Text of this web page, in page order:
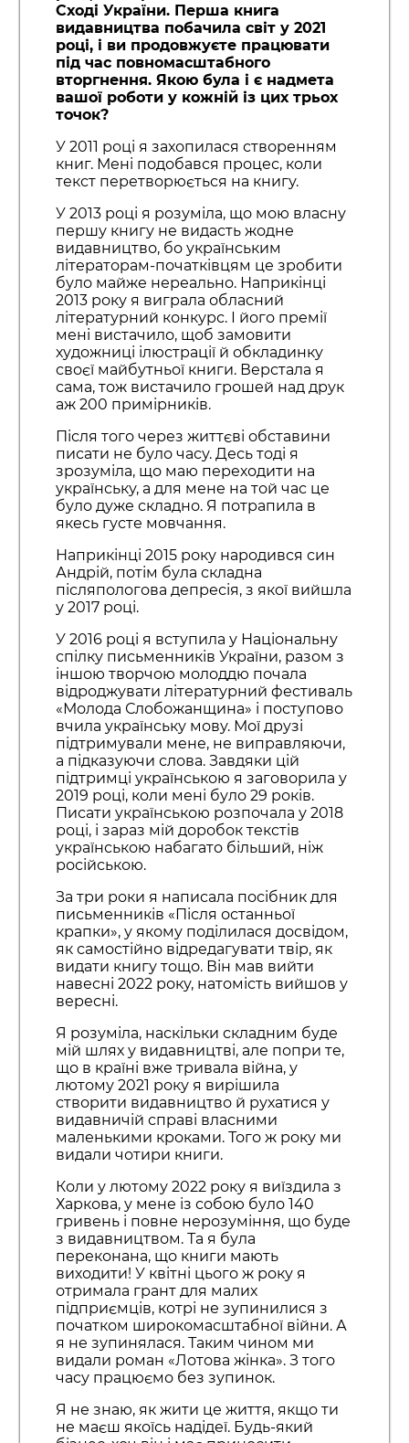
Сході України. Перша книга
видавництва побачила світ у 2021
році, і ви продовжуєте працювати
під час повномасштабного
вторгнення. Якою була і є надмета
вашої роботи у кожній із цих трьох
точок?
У 2011 році я захопилася створенням
книг. Мені подобався процес, коли
текст перетворюється на книгу.
У 2013 році я розуміла, що мою власну
першу книгу не видасть жодне
видавництво, бо українським
літераторам-початківцям це зробити
було майже нереально. Наприкінці
2013 року я виграла обласний
літературний конкурс. І його премії
мені вистачило, щоб замовити
художниці ілюстрації й обкладинку
своєї майбутньої книги. Верстала я
сама, тож вистачило грошей над друк
аж 200 примірників.
Після того через життєві обставини
писати не було часу. Десь тоді я
зрозуміла, що маю переходити на
українську, а для мене на той час це
було дуже складно. Я потрапила в
якесь густе мовчання.
Наприкінці 2015 року народився син
Андрій, потім була складна
післяпологова депресія, з якої вийшла
у 2017 році.
У 2016 році я вступила у Національну
спілку письменників України, разом з
іншою творчою молоддю почала
відроджувати літературний фестиваль
«Молода Слобожанщина» і поступово
вчила українську мову. Мої друзі
підтримували мене, не виправляючи,
а підказуючи слова. Завдяки цій
підтримці українською я заговорила у
2019 році, коли мені було 29 років.
Писати українською розпочала у 2018
році, і зараз мій доробок текстів
українською набагато більший, ніж
російською.
За три роки я написала посібник для
письменників «Після останньої
крапки», у якому поділилася досвідом,
як самостійно відредагувати твір, як
видати книгу тощо. Він мав вийти
навесні 2022 року, натомість вийшов у
вересні.
Я розуміла, наскільки складним буде
мій шлях у видавництві, але попри те,
що в країні вже тривала війна, у
лютому 2021 року я вирішила
створити видавництво й рухатися у
видавничій справі власними
маленькими кроками. Того ж року ми
видали чотири книги.
Коли у лютому 2022 року я виїздила з
Харкова, у мене із собою було 140
гривень і повне нерозуміння, що буде
з видавництвом. Та я була
переконана, що книги мають
виходити! У квітні цього ж року я
отримала грант для малих
підприємців, котрі не зупинилися з
початком широкомасштабної війни. А
я не зупинялася. Таким чином ми
видали роман «Лотова жінка». З того
часу працюємо без зупинок.
Я не знаю, як жити це життя, якщо ти
не маєш якоїсь надідеї. Будь-який